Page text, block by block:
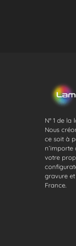
N° 1 de
Nous
ce soit à
votre
gravure
France.